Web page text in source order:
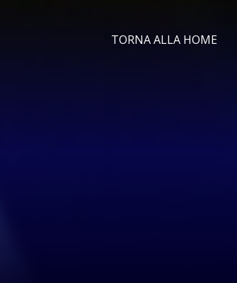
TORNA ALLA HOME